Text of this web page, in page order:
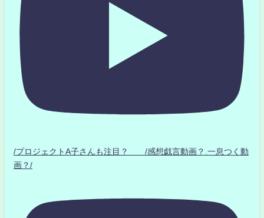
/プロジェクトA子さんも注目？ /感想戯言動画？.一息つく動
画？/